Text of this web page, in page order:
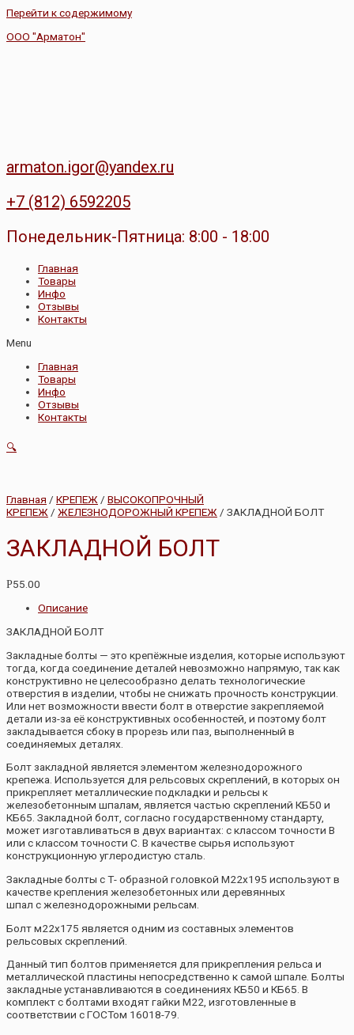
Перейти к содержимому
ООО "Арматон"
armaton.igor@yandex.ru
+7 (812) 6592205
Понедельник-Пятница: 8:00 - 18:00
Главная
Товары
Инфо
Отзывы
Контакты
Menu
Главная
Товары
Инфо
Отзывы
Контакты
🔍
Главная / КРЕПЕЖ / ВЫСОКОПРОЧНЫЙ
КРЕПЕЖ / ЖЕЛЕЗНОДОРОЖНЫЙ КРЕПЕЖ / ЗАКЛАДНОЙ БОЛТ
ЗАКЛАДНОЙ БОЛТ
Р55.00
Описание
ЗАКЛАДНОЙ БОЛТ
Закладные болты — это крепёжные изделия, которые используют
тогда, когда соединение деталей невозможно напрямую, так как
конструктивно не целесообразно делать технологические
отверстия в изделии, чтобы не снижать прочность конструкции.
Или нет возможности ввести болт в отверстие закрепляемой
детали из-за её конструктивных особенностей, и поэтому болт
закладывается сбоку в прорезь или паз, выполненный в
соединяемых деталях.
Болт закладной является элементом железнодорожного
крепежа. Используется для рельсовых скреплений, в которых он
прикрепляет металлические подкладки и рельсы к
железобетонным шпалам, является частью скреплений КБ50 и
КБ65. Закладной болт, согласно государственному стандарту,
может изготавливаться в двух вариантах: с классом точности В
или с классом точности С. В качестве сырья используют
конструкционную углеродистую сталь.
Закладные болты с Т- образной головкой М22х195 используют в
качестве крепления железобетонных или деревянных
шпал с железнодорожными рельсам.
Болт м22х175 является одним из составных элементов
рельсовых скреплений.
Данный тип болтов применяется для прикрепления рельса и
металлической пластины непосредственно к самой шпале. Болты
закладные устанавливаются в соединениях КБ50 и КБ65. В
комплект с болтами входят гайки М22, изготовленные в
соответствии с ГОСТом 16018-79.